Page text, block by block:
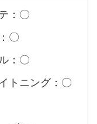
：〇
〇
：〇
トニング：〇